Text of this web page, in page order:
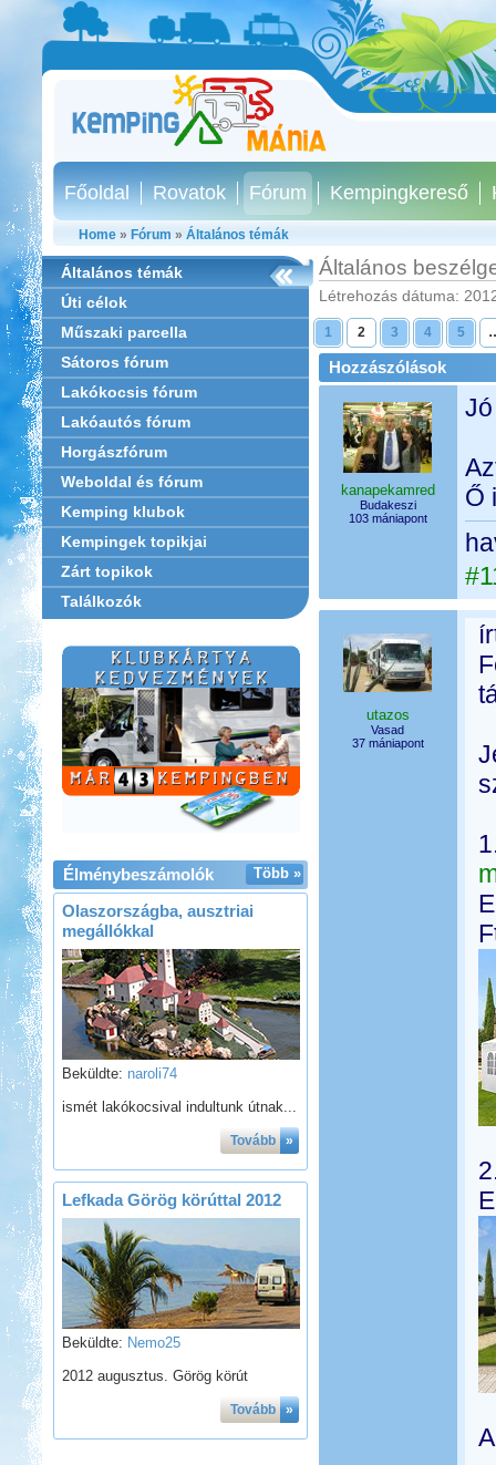
Főoldal Rovatok Fórum Kempingkereső
Home » Fórum » Általános témák
Általános témák
Úti célok
Műszaki parcella
Sátoros fórum
Lakókocsis fórum
Lakóautós fórum
Horgászfórum
Weboldal és fórum
Kemping klubok
Kempingek topikjai
Zárt topikok
Találkozók
Több »
Élménybeszámolók
Olaszországba, ausztriai
megállókkal
Beküldte: naroli74
ismét lakókocsival indultunk útnak...
Tovább »
Lefkada Görög körúttal 2012
Beküldte: Nemo25
2012 augusztus. Görög körút
Tovább »
Általános
Létrehozás dátuma:
1 2 3 4 5
Hozzászólások
kanapekamred
Budakeszi
103 mániapont
Ő
utazos
Vasad
37 mániapont